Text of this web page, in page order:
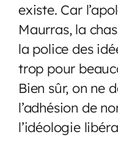
existe. Car
Maurras, la
la police des
trop pour
Bien sûr, on ne
l’adhésion de
l’idéologie